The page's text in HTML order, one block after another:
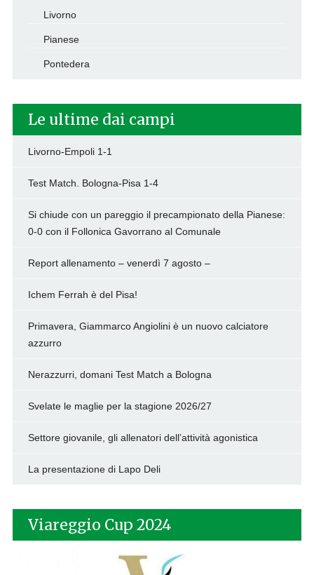
Livorno
Pianese
Pontedera
Le ultime dai campi
Livorno-Empoli 1-1
Test Match. Bologna-Pisa 1-4
Si chiude con un pareggio il precampionato della Pianese:
0-0 con il Follonica Gavorrano al Comunale
Report allenamento – venerdì 7 agosto –
Ichem Ferrah è del Pisa!
Primavera, Giammarco Angiolini è un nuovo calciatore
azzurro
Nerazzurri, domani Test Match a Bologna
Svelate le maglie per la stagione 2026/27
Settore giovanile, gli allenatori dell’attività agonistica
La presentazione di Lapo Deli
Viareggio Cup 2024